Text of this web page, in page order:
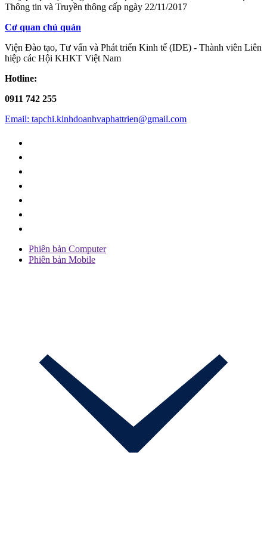
Thông tin và Truyền thông cấp ngày 22/11/2017
Cơ quan chủ quản
Viện Đào tạo, Tư vấn và Phát triển Kinh tế (IDE) - Thành viên Liên
hiệp các Hội KHKT Việt Nam
Hotline:
0911 742 255
Email: tapchi.kinhdoanhvaphattrien@gmail.com
Phiên bản Computer
Phiên bản Mobile